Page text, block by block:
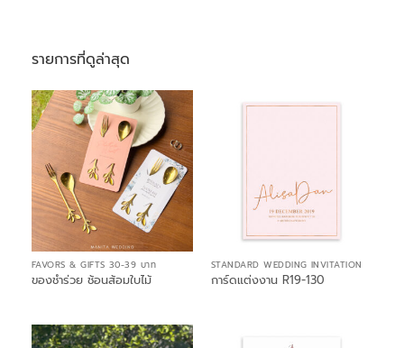
รายการที่ดูล่าสุด
FAVORS & GIFTS 30-39 บาท
ของชำร่วย ช้อนส้อมใบไม้
STANDARD WEDDING INVITATION
การ์ดแต่งงาน R19-130